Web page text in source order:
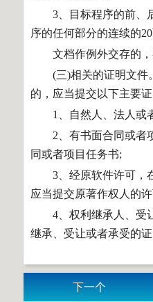
3、目标程序的前、
序的任何部分的连续的20
文档作例外交存的
(三)相关的证明文件
的，应当提交以下主要证
1、自然人、法人或
2、有书面合同或者
同或者项目任务书;
3、经原软件许可，
应当提交原著作权人的
4、权利继承人、受
继承、受让或者承受的证
下一个